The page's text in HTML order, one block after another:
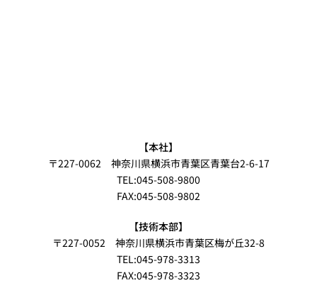
【本社】
〒227-0062 神奈川県横浜市青葉区青葉台2-6-17
TEL:045-508-9800
FAX:045-508-9802
【技術本部】
〒227-0052 神奈川県横浜市青葉区梅が丘32-8
TEL:045-978-3313
FAX:045-978-3323